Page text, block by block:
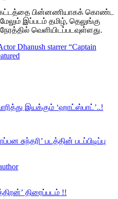
பின்னணியாகக் கொண்ட
இப்படம் தமிழ், தெலுங்கு
வெளியிடப்படவுள்ளது.
Dhanush starrer “Captain
இயக்கும் ‘ஹாட்ஸ்பாட்’..!
சுந்தரி’ படத்தின் படப்பிடிப்பு
திரைப்படம் !!